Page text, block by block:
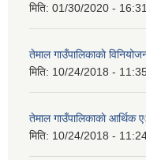
मिति: 01/30/2020 - 16:31
तेमाल गाउँपालिकाकाे
मिति: 10/24/2018 -
तेमाल गाउँपालिकाकाे
मिति: 10/24/2018 -